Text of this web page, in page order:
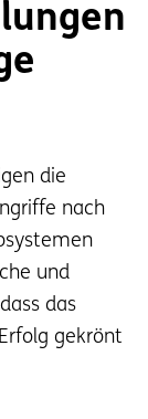
die
nach
und
das
gekrönt